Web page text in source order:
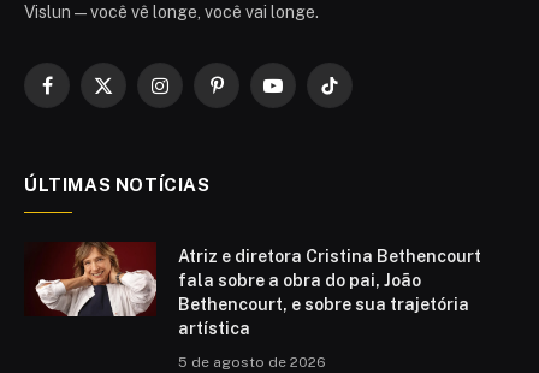
Vislun — você vê longe, você vai longe.
Facebook
X
InstagramPinterestYouTubeTikTok
ÚLTIMAS NOTÍCIAS
Atriz e diretora Cristina Bethencourt
fala sobre a obra do pai, João
Bethencourt, e sobre sua trajetória
artística
5 de agosto de 2026